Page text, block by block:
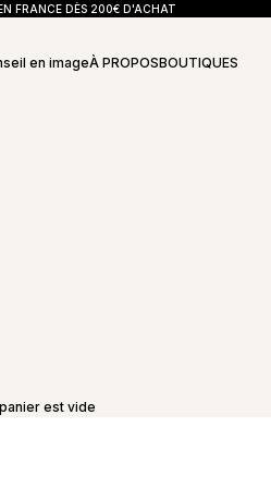
FRANCE DÈS 200€ D'ACHAT
en imageÀ PROPOSBOUTIQUES
est vide